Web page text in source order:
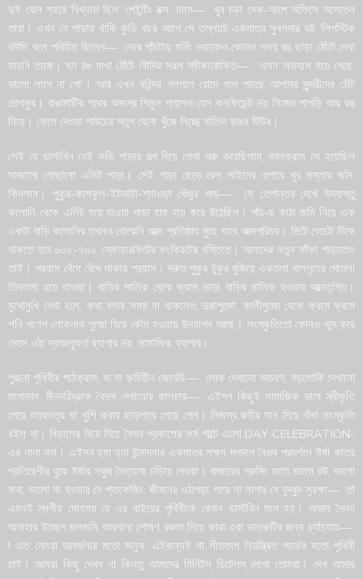
দুই বোন শহরে বিখ্যাত ছিল ‘পেইন্টিং বক্স’ নামে— খুব চড়া মেক-আপে অফিসে আসতেন
তারা। এখন যে পাড়ায় থাকি কুড়ি বছর আগে সে তল্লাটে একমাত্র সুবলদার বউ ‘লিপস্টিক
বউদি’ বলে পরিচিত ছিলেন— ভোর পাঁচটায় মর্নিং ওয়াকেও কোনও সময় রঙ ছাড়া ঠোঁটে দেখা
যায়নি তাকে। ঘন রঙ মাখা ঠোঁটে বৌদির সরল স্বীকারোক্তি— ‘এমন অভ্যাস হয়ে গেছে,
ভালো লাগে না গো’। আর এখন বরিন্দর গলগলে রোদে গলে পড়ছে আপামর সুন্দরীদের ঠোঁট
চোখমুখ। রাঙামাটির পথের অজস্র শিমুল পলাশও যেন কনফিডেন্ট নয় নিজের পাপড়ি আর রঙ
নিয়ে। ফেলে দেওয়া পাউচের স্তূপ থেকে খুঁজে নিচ্ছে বাতিল রঙের টিউব।
সেই যে ডাস্টবিন নেই কড়ি পাড়ার গল্প দিয়ে লেখা শুরু করেছিলাম, কালক্রমে সে হয়েছিল
সাজানো গোছানো এলিট পাড়া। সেই পাড়া ছেড়ে রেল লাইনের ওপারে খুব সস্তার জমি,
কিনলাম। পুকুর-কাশফুল-ইটভাটা-শ্যাওড়া খেঁজুর গাছ— সে তেপান্তর দেখে উদ্বাস্তু
কলোনি থেকে এলিট হয়ে যাওয়া পাড়া হায় হায় করে উঠেছিল। পাঁচ-ছ কাঠা জমি নিয়ে এক
একটা বাড়ি কলোনির তখনও বোঝেনি আত্ম প্রতিষ্ঠায় মুছে যাবে আত্মপরিচয়। ভিটে বেচেই টিকে
থাকতে হবে ৬০০-৭০০ স্কোয়ারফিটের কংক্রিটের বস্তিতে। আমাদের নতুন ফাঁকা পাড়াতেও
তাই। প্রথমে বেঁধে বেঁধে থাকার প্রয়াস। দ্রুত পুকুর টুকুর বুজিয়ে একতলা বাসগৃহের দোতলা
তিনতলা হয়ে যাওয়া। বাড়ির মালিক থেকে ক্রমে ভাড়া বাড়ির মালিক হওয়ার আত্মতৃপ্তি।
মুখোমুখি দেখা হলে, কথা বলার সময় না থাকলেও, দুগ্গাপুজো, কালীপুজো থেকে ক্রমে ক্রমে
শনি গণেশ লোকনাথ পুজো ঘিরে কৌম হওয়ার উদযাপন আছে। সংস্কৃতিতো কোনও ভুস্ করে
ভেসে ওঠা স্বতঃস্ফূর্ত ব্যাপার নয়, সামাজিক ব্যাপার।
পুরনো পৃথিবীর পাঠক্রমে, যা যা রুচিহীন জেনেছি— লোক দেখানো আচরণ, বড়লোকি দেখানো
মনোভাব, দীনদরিদ্রকে বৈভব দেখানোর কালচার— এইসব কিছুই সামাজিক ভাবে স্বীকৃতি
পেয়ে যত্রতত্র যা খুশি করার ছাড়পত্র পেয়ে গেল। নিজস্ব রুচির মান দিয়ে বাঁধা সংস্কৃতি
রইল না। বিড়ালের বিয়ে দিয়ে বৈভব প্রকাশের ফর্ম পাল্টে এলো DAY CELEBRATION-
এর নানা ফর্ম। এইসব হ্যা হ্যা উন্মাদনার একমাত্র লক্ষ্য দগদগে বৈভব প্রদর্শনে ঈর্ষা কাতর
প্রতিবেশীর বুকে ঈর্ষার সবুজ দৈত্যকে চড়িয়ে দেওয়া। বাজারের গ্রুমিং মতো ভালো বউ, ভালো
বাবা, ভালো মা হওয়ার যে প্যাকেজিং; জীবনের ওঠাপড়া গায়ে না লাগার যে বুদ্বুদ সুরক্ষা— তা
এমনই স্বর্গীয় মোহময় যে এর বাইরের পৃথিবীকে কেমন ডাস্টবিন মনে হয়। অভাব দৈন্য
অনাহার উচ্ছেদ জলজমি কারখানা শোষণ বঞ্চনা নিয়ে কারা এরা ভাতরুটির জন্য চ্যাঁচ্যায়—
! এত নোংরা আবর্জনার মতো মানুষ, এইজন্যই না শীততাপ নিয়ন্ত্রিত পার্কের মতো পৃথিবী
চাই। আমরা কিছু দেখব না কিন্তু আমাদের মিনিটস্ ডিটেলস্ দেখো তোমরা। দেখ আমার
Phone
WhatsApp